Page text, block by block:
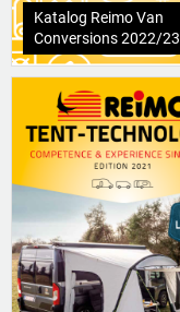
Katalog Reimo Van
Conversions 2022/23